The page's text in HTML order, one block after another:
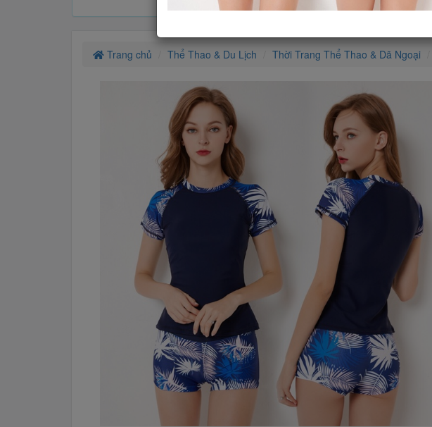
Trang chủ Thể Thao & Du Lịch Thời Trang Thể Thao & Dã Ngoại